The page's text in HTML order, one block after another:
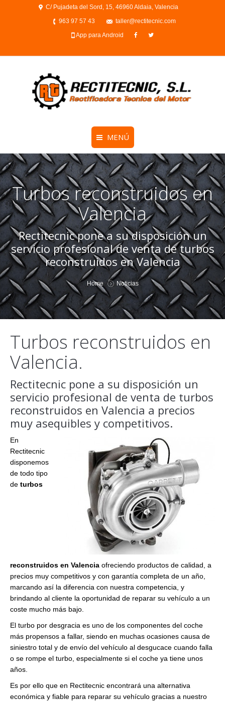
C/ Pujadeta del Sord, 15, 46960 Aldaia, Valencia
963 97 57 43
taller@rectitecnic.com
App para Android
MENÚ
Turbos reconstruidos en
Valencia
Rectitecnic pone a su disposición un
servicio profesional de venta de turbos
reconstruidos en Valencia
You are here: Home Noticias
Turbos reconstruidos en
Valencia.
Rectitecnic pone a su disposición un
servicio profesional de venta de turbos
reconstruidos en Valencia a precios
muy asequibles y competitivos.
En
Rectitecnic
disponemos
de todo tipo
de turbos
reconstruidos en Valencia ofreciendo productos de calidad, a
precios muy competitivos y con garantía completa de un año,
marcando así la diferencia con nuestra competencia, y
brindando al cliente la oportunidad de reparar su vehículo a un
coste mucho más bajo.
El turbo por desgracia es uno de los componentes del coche
más propensos a fallar, siendo en muchas ocasiones causa de
siniestro total y de envío del vehículo al desgucace cuando falla
o se rompe el turbo, especialmente si el coche ya tiene unos
años.
Es por ello que en Rectitecnic encontrará una alternativa
económica y fiable para reparar su vehículo gracias a nuestro